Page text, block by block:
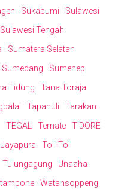
Sukabumi
Sulawesi
Sulawesi Tengah
Sumatera Selatan
Sumedang
Sumenep
Tidung
Tana Toraja
Tapanuli
Tarakan
TEGAL Ternate
TIDORE
Toli-Toli
Tulungagung
Unaaha
Watansoppeng